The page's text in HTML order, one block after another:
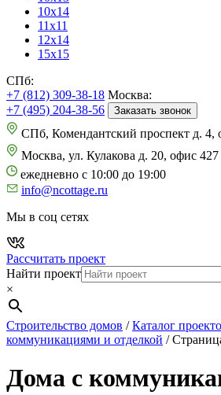
10х14
11х11
12х14
15х15
СПб:
+7 (812) 309-38-18 Москва:
+7 (495) 204-38-56
Заказать звонок
СПб, Комендантский проспект д. 4,
Москва, ул. Кулакова д. 20, офис 427
ежедневно с 10:00 до 19:00
info@ncottage.ru
Мы в соц сетях
Рассчитать проект
Найти проект
×
Строительство домов /Каталог
коммуникациями и отделкой /
Дома с